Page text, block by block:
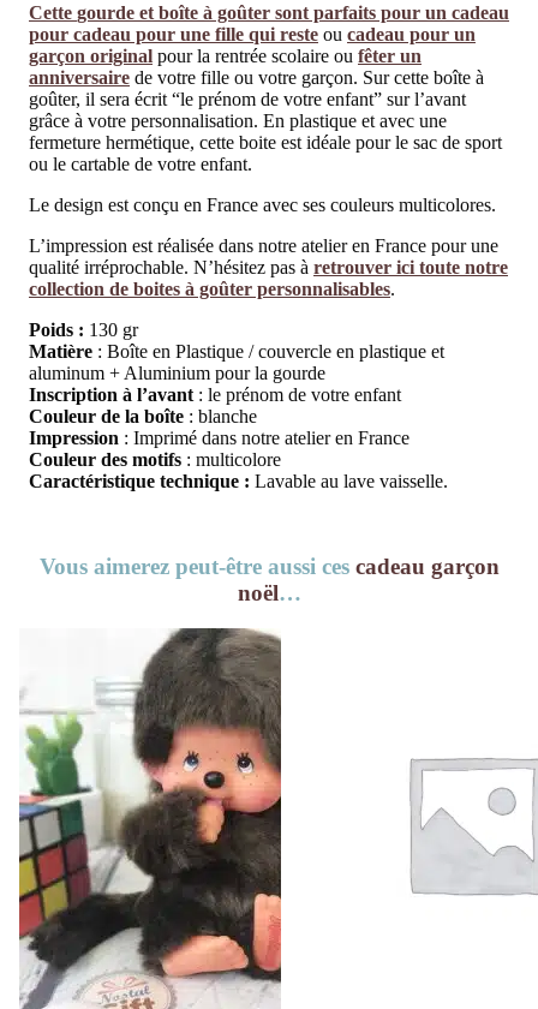
Cette gourde et boîte à goûter sont parfaits pour un cadeau
pour cadeau pour une fille qui reste ou cadeau pour un
garçon original pour la rentrée scolaire ou fêter un
anniversaire de votre fille ou votre garçon. Sur cette boîte à
goûter, il sera écrit “le prénom de votre enfant” sur l’avant
grâce à votre personnalisation. En plastique et avec une
fermeture hermétique, cette boite est idéale pour le sac de sport
ou le cartable de votre enfant.
Le design est conçu en France avec ses couleurs multicolores.
L’impression est réalisée dans notre atelier en France pour une
qualité irréprochable. N’hésitez pas à retrouver ici toute notre
collection de boites à goûter personnalisables.
Poids : 130 gr
Matière : Boîte en Plastique / couvercle en plastique et
aluminum + Aluminium pour la gourde
Inscription à l’avant : le prénom de votre enfant
Couleur de la boîte : blanche
Impression : Imprimé dans notre atelier en France
Couleur des motifs : multicolore
Caractéristique technique : Lavable au lave vaisselle.
Vous aimerez peut-être aussi ces cadeau garçon
noël…